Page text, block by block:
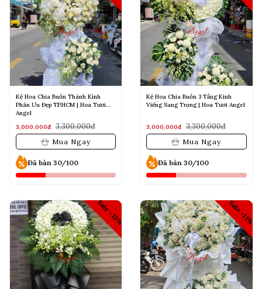
Kệ Hoa Chia Buồn Thành Kính
Phân Ưu Đẹp TP.HCM | Hoa Tươi
Angel
3,000,000đ
3,300,000đ
Mua Ngay
Đã bán 30/100
Kệ Hoa Chia Buồn 3 Tầng Kính
Viếng Sang Trọng | Hoa Tươi Angel
3,000,000đ 3,300,000đ
Mua Ngay
Đã bán 30/100
Sale -13% Sale -11%